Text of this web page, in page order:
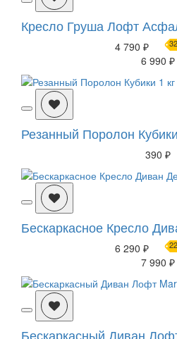
Кресло Груша Лофт
4 790 ₽
6 990 ₽
Резанный Поролон
390 ₽
Бескаркасное Кресло
6 290 ₽
7 990 ₽
Бескаркасный Диван